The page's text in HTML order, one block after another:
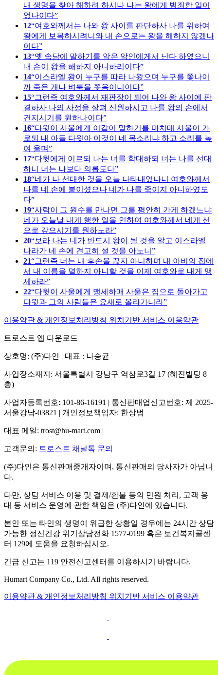
내 생명을 찾아 해하려 하시나 나는 왕에게 범죄한 일이
없나이다
12 여호와께서는 나와 왕 사이를 판단하사 나를 위하여
왕에게 보복하시려니와 내 손으로는 왕을 해하지 않겠나
이다
13 옛 속담에 말하기를 악은 악인에게서 난다 하였으니
내 손이 왕을 해하지 아니하리이다
14 이스라엘 왕이 누구를 따라 나왔으며 누구를 쫓나이
까 죽은 개나 벼룩을 쫓음이니이다
15 그런즉 여호와께서 재판장이 되어 나와 왕 사이에 판
결하사 나의 사정을 살펴 신원하시고 나를 왕의 손에서
건지시기를 원하나이다
16 다윗이 사울에게 이같이 말하기를 마치매 사울이 가
로되 내 아들 다윗아 이것이 네 목소리냐 하고 소리를 높
여 울며
17 다윗에게 이르되 나는 너를 학대하되 너는 나를 선대
하니 너는 나보다 의롭도다
18 네가 나 선대한 것을 오늘 나타내었나니 여호와께서
나를 네 손에 붙이셨으나 네가 나를 죽이지 아니하였도
다
19 사람이 그 원수를 만나면 그를 평안히 가게 하겠느냐
네가 오늘날 내게 행한 일을 인하여 여호와께서 네게 선
으로 갚으시기를 원하노라
20 보라 나는 네가 반드시 왕이 될 것을 알고 이스라엘
나라가 네 손에 견고히 설 것을 아노니
21
그런즉 너는 내 후손을 끊지 아니하며 내 아비의 집에
서 내 이름을 멸하지 아니할 것을 이제 여호와로 내게 맹
세하라
22 다윗이 사울에게 맹세하매 사울은 집으로 돌아가고
다윗과 그의 사람들은 요새로 올라가니라
이용약관 & 개인정보처리방침 위치기반 서비스 이용약관
트로스트 앱 다운로드
상호명: (주)다인 | 대표 : 나승균
사업장소재지: 서울특별시 강남구 역삼로3길 17 (혜진빌딩 8
층)
사업자등록번호: 101-86-16191 | 통신판매업신고번호: 제 2025-
서울강남-03821 | 개인정보책임자: 한상범
대표 메일: trost@hu-mart.com |
고객문의: 트로스트 채널톡 문의
(주)다인은 통신판매중개자이며, 통신판매의 당사자가 아닙니
다.
다만, 상담 서비스 이용 및 결제/환불 등의 민원 처리, 고객 응
대 등 서비스 운영에 관한 책임은 (주)다인에 있습니다.
본인 또는 타인의 생명이 위급한 상황일 경우에는 24시간 상담
가능한 정신건강 위기상담전화 1577-0199 혹은 보건복지콜센
터 129에 도움을 요청하십시오.
긴급 신고는 119 안전신고센터를 이용하시기 바랍니다.
Humart Company Co., Ltd. All rights reserved.
이용약관 & 개인정보처리방침 위치기반 서비스 이용약관